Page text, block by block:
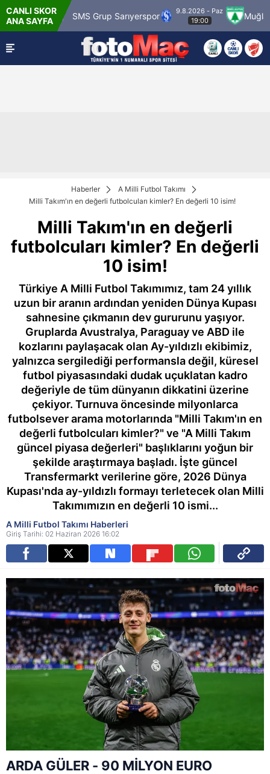
CANLI SKOR
ANA SAYFASMS Grup Sarıyerspor
9.8.2026 - Paz
19:00
Muğlaspor
Haberler
A Milli Futbol Takımı
Milli Takım'ın en değerli futbolcuları kimler? En değerli 10 isim!
Milli Takım'ın en değerli
futbolcuları kimler? En değerli
10 isim!
Türkiye A Milli Futbol Takımımız, tam 24 yıllık
uzun bir aranın ardından yeniden Dünya Kupası
sahnesine çıkmanın dev gururunu yaşıyor.
Gruplarda Avustralya, Paraguay ve ABD ile
kozlarını paylaşacak olan Ay-yıldızlı ekibimiz,
yalnızca sergilediği performansla değil, küresel
futbol piyasasındaki dudak uçuklatan kadro
değeriyle de tüm dünyanın dikkatini üzerine
çekiyor. Turnuva öncesinde milyonlarca
futbolsever arama motorlarında "Milli Takım'ın en
değerli futbolcuları kimler?" ve "A Milli Takım
güncel piyasa değerleri" başlıklarını yoğun bir
şekilde araştırmaya başladı. İşte güncel
Transfermarkt verilerine göre, 2026 Dünya
Kupası'nda ay-yıldızlı formayı terletecek olan Milli
Takımımızın en değerli 10 ismi...
A Milli Futbol Takımı Haberleri
Giriş Tarihi: 02 Haziran 2026 16:02
ARDA GÜLER - 90 MİLYON EURO